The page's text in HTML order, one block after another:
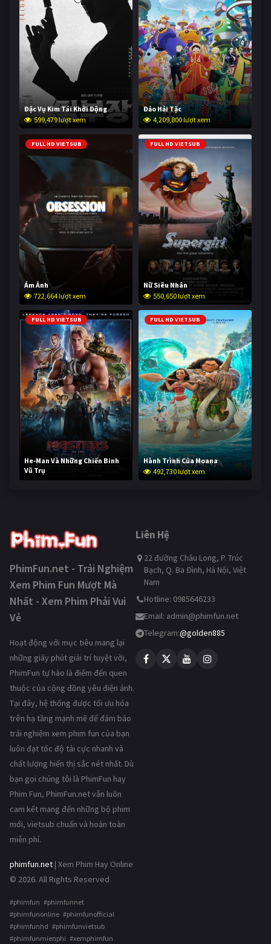
Đặc Vụ Kim Tái Khởi Động
599,479 lượt xem
Đảo Hải Tặc
4,209,800 lượt xem
FULL HD VIETSUB
Ám Ảnh
722,664 lượt xem
FULL HD VIETSUB
Nữ Siêu Nhân
550,650 lượt xem
FULL HD VIETSUB
He-Man Và Những Chiến Binh
Vũ Trụ
241,655 lượt xem
FULL HD VIETSUB
Hành Trình Của Moana
492,730 lượt xem
PhimFun.net - Trải Nghiệm
Xem Phim Fun Mượt Mà
Nhất - Xem Phim Phải Vui
Vẻ
Hoạt động với mục tiêu mang lại
những giây phút giải trí tuyệt vời,
PhimFun tự hào là điểm đến quen
thuộc của cộng đồng yêu điện ảnh.
Tại đây, hệ thống được tối ưu hóa
trên hạ tầng mạnh mẽ để đảm bảo
trải nghiệm xem phim fun của bạn
luôn đạt tốc độ tải cực nhanh và
chất lượng hiển thị sắc nét nhất. Dù
bạn gọi chúng tôi là PhimFun hay
Phim Fun, PhimFun.net vẫn luôn
cam kết mang đến những bộ phim
mới, vietsub chuẩn và hoàn toàn
miễn phí.
phimfun.net | Xem Phim Hay Online
© 2026. All Rights Reserved
#phimfun #phimfunnet
#phimfunonline #phimfunofficial
#phimfunhd #phimfunvietsub
#phimfunmienphi #xemphimfun
Liên Hệ
22 đường Châu Long, P. Trúc
Bạch, Q. Ba Đình, Hà Nội, Việt
Nam
Hotline: 0985646233
Email: admin@phimfun.net
Telegram:@golden885